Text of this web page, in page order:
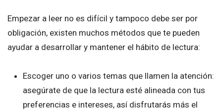
Empezar a leer no es difícil y tampoco debe ser por
obligación, existen muchos métodos que te pueden
ayudar a desarrollar y mantener el hábito de lectura:
Escoger uno o varios temas que llamen la atención:
asegúrate de que la lectura esté alineada con tus
preferencias e intereses, así disfrutarás más el